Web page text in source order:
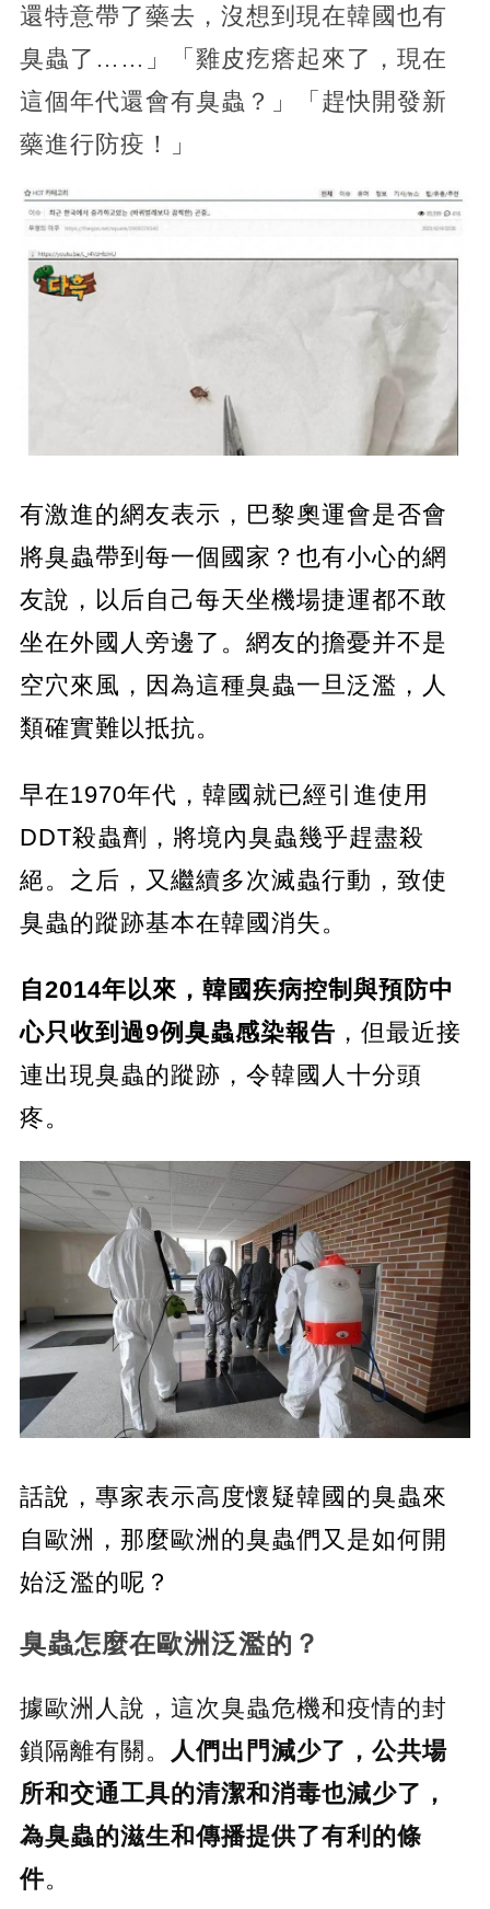
還特意帶了藥去，沒想到現在韓國也有
臭蟲了……」「雞皮疙瘩起來了，現在
這個年代還會有臭蟲？」「趕快開發新
藥進行防疫！」
有激進的網友表示，巴黎奧運會是否會
將臭蟲帶到每一個國家？也有小心的網
友說，以后自己每天坐機場捷運都不敢
坐在外國人旁邊了。網友的擔憂并不是
空穴來風，因為這種臭蟲一旦泛濫，人
類確實難以抵抗。
早在1970年代，韓國就已經引進使用
DDT殺蟲劑，將境內臭蟲幾乎趕盡殺
絕。之后，又繼續多次滅蟲行動，致使
臭蟲的蹤跡基本在韓國消失。
自2014年以來，韓國疾病控制與預防中
心只收到過9例臭蟲感染報告 ，但最近接
連出現臭蟲的蹤跡，令韓國人十分頭
疼。
話說，專家表示高度懷疑韓國的臭蟲來
自歐洲，那麼歐洲的臭蟲們又是如何開
始泛濫的呢？
臭蟲怎麼在歐洲泛濫的？
據歐洲人說，這次臭蟲危機和疫情的封
鎖隔離有關 。
人們出門減少了，公共場
所和交通工具的清潔和消毒也減少了，
為臭蟲的滋生和傳播提供了有利的條
件。